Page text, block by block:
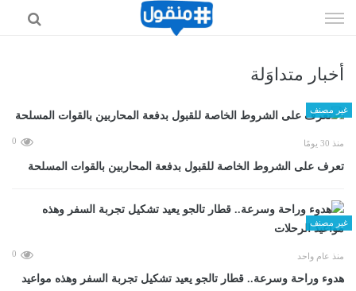
الى
أخبار متداوَلة
غير مصنف
منذ 30 يومًا 0
تعرف على الشروط الخاصة للقبول بدفعة المحاربين بالقوات المسلحة
غير مصنف
منذ عام واحد 0
هدوء وراحة وسرعة.. قطار تالجو يعيد تشكيل تجربة السفر وهذه مواعيد